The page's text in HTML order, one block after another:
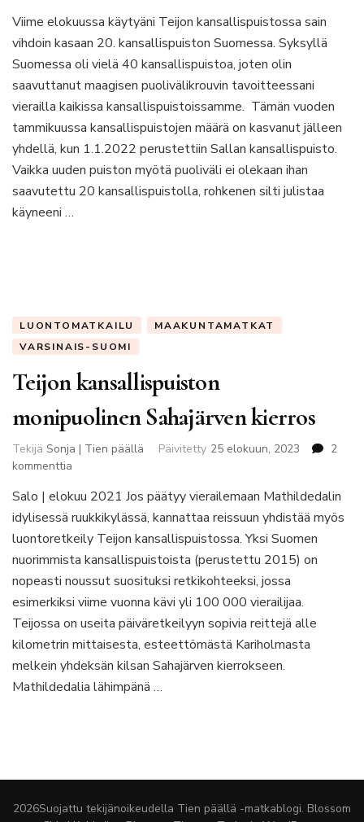
Suomen
kansallispuistoista
käyty
nämä
ovat
suosikkini
Viime elokuussa käytyäni Teijon kansallispuistossa sain
vihdoin kasaan 20. kansallispuiston Suomessa. Syksyllä
Suomessa oli vielä 40 kansallispuistoa, joten olin
saavuttanut maagisen puolivälikrouvin tavoitteessani
vierailla kaikissa kansallispuistoissamme. Tämän vuoden
tammikuussa kansallispuistojen määrä on kasvanut jälleen
yhdellä, kun 1.1.2022 perustettiin Sallan kansallispuisto.
Vaikka uuden puiston myötä puoliväli ei olekaan ihan
saavutettu 20 kansallispuistolla, rohkenen silti julistaa
käyneeni …
LUONTOMATKAILU
MAAKUNTAMATKAT
VARSINAIS-SUOMI
Teijon kansallispuiston
monipuolinen Sahajärven kierros
Tekijä Sonja | Tien päällä Päivitetty 25 elokuun, 2023
2
kommenttia
kansallispuiston
monipuolinen
Sahajärven
Salo | elokuu 2021 Jos päätyy vierailemaan Mathildedalin
idylisessä ruukkikylässä, kannattaa reissuun yhdistää myös
luontoretkeily Teijon kansallispuistossa. Yksi Suomen
nuorimmista kansallispuistoista (perustettu 2015) on
nopeasti noussut suosituksi retkikohteeksi, jossa
esimerkiksi viime vuonna kävi yli 100 000 vierailijaa.
Teijossa on useita päiväretkeilyyn sopivia reittejä alle
kilometrin mittaisesta, esteettömästä Kariholmasta
melkein yhdeksän kilsan Sahajärven kierrokseen.
Mathildedalia lähimpänä …
2026Suojattu tekijänoikeudella Tien päällä -matkablogi. Blossom